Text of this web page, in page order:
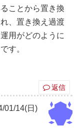
ことから置き換
、置き換え過渡
用がどのように
す。
返信
01/14(日)